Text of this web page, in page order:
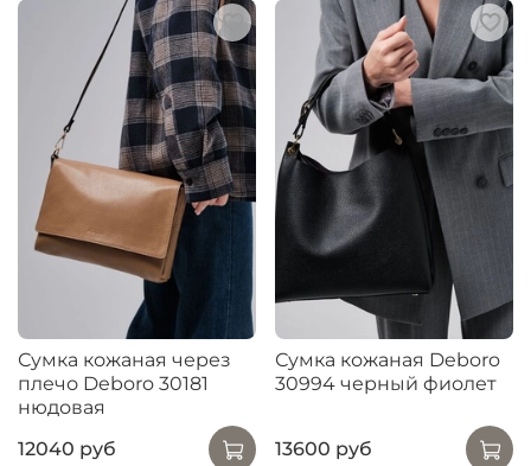
Сумка кожаная через
плечо Deboro 30181
нюдовая
12040 руб
Сумка кожаная Deboro
30994 черный фиолет
13600 руб